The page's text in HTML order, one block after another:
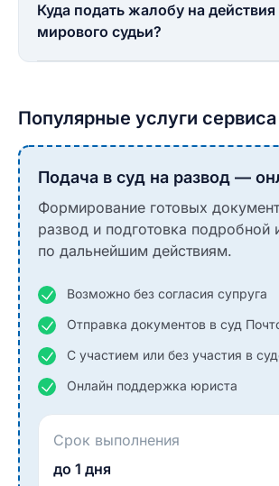
Куда подать жалобу на действия
мирового судьи?
Популярные услуги
Подача в суд на развод —
Формирование готовых
развод и подготовка подробной
по дальнейшим действиям.
Возможно без согласия супруга
Отправка документов в суд
С участием или без участия в
Онлайн поддержка юриста
Срок выполнения
до 1 дня